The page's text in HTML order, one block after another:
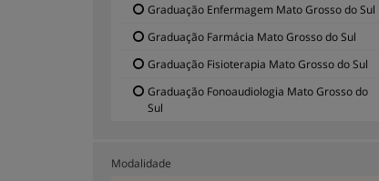
Graduação Enfermagem Mato Grosso do Sul
Graduação Farmácia Mato Grosso do Sul
Graduação Fisioterapia Mato Grosso do Sul
Graduação Fonoaudiologia Mato Grosso do
Sul
Graduação Nutrição Mato Grosso do Sul
Modalidade